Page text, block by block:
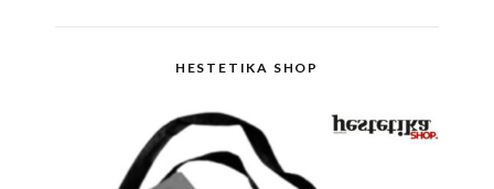
HESTETIKA SHOP